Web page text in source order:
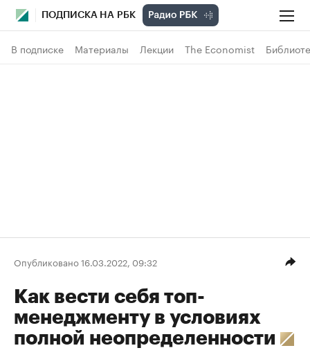
ПОДПИСКА НА РБК
В подписке Материалы Лекции The Economist
Опубликовано 16.03.2022, 09:32
Как вести себя топ-
менеджменту в условиях
полной неопределенности